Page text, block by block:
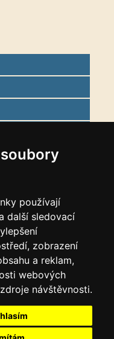
používají
další sledovací
zobrazení
a reklam,
webových
návštěvnosti.